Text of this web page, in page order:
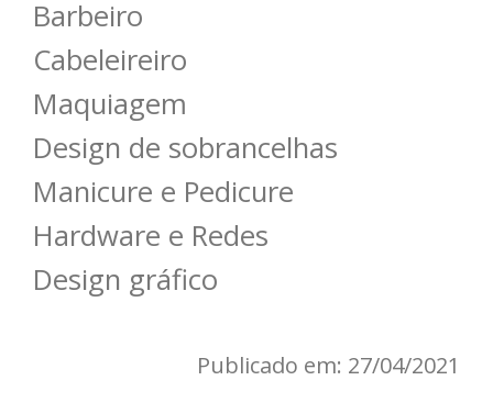
Barbeiro
Cabeleireiro
Maquiagem
Design de sobrancelhas
Manicure e Pedicure
Hardware e Redes
Design gráfico
Publicado em: 27/04/2021